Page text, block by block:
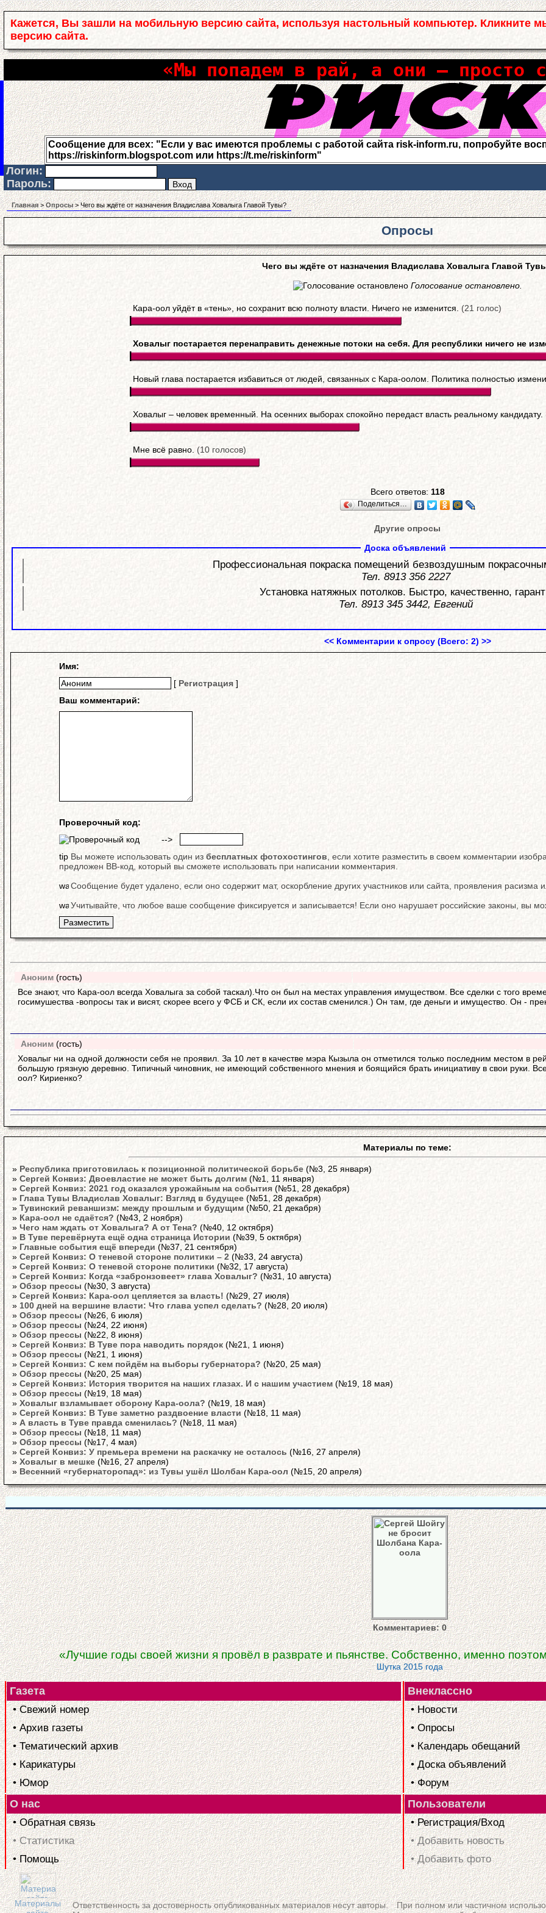
Кажется, Вы зашли на мобильную версию сайта, используя настольный компьютер. Кликните
версию сайта.
«Мы попадем в рай, а они – просто
Сообщение для всех: "Если у вас имеются проблемы с работой сайта risk-inform.ru, попробуйте
https://riskinform.blogspot.com или https://t.me/riskinform"
Логин:
Пароль:
Главная>Опросы> Чего вы ждёте от назначения Владислава Ховалыга Главой Тувы?
Опросы
Чего вы ждёте от назначения Владислава Ховалыга Главой
Голосование остановлено.
Кара-оол уйдёт в «тень», но сохранит всю полноту власти. Ничего не изменится. (21 голос)
Ховалыг постарается перенаправить денежные потоки на себя. Для республики ничего не
Новый глава постарается избавиться от людей, связанных с Кара-оолом. Политика полностью
Ховалыг – человек временный. На осенних выборах спокойно передаст власть реальному кандидату.
Мне всё равно. (10 голосов)
Всего ответов: 118
Поделиться…
Другие опросы
Доска объявлений
Профессиональная покраска помещений безвоздушным
Тел. 8913 356 2227
Установка натяжных потолков. Быстро, качественно,
Тел. 8913 345 3442, Евгений
<< Комментарии к опросу (Всего: 2) >>
Имя:
[ Регистрация ]
Ваш комментарий:
Проверочный код:
-->
Вы можете использовать один из бесплатных фотохостингов , если хотите разместить в своем комментарии
предложен BB-код, который вы сможете использовать при написании комментария.
Сообщение будет удалено, если оно содержит мат, оскорбление других участников или сайта, проявления расизма
Учитывайте, что любое ваше сообщение фиксируется и записывается! Если оно нарушает российские законы, вы
Аноним (гость)
Все знают, что Кара-оол всегда Ховалыга за собой таскал).Что он был на местах управления имуществом. Все сделки с того
госимушества -вопросы так и висят, скорее всего у ФСБ и СК, если их состав сменился.) Он там, где деньги и имущество. Он -
Аноним (гость)
Ховалыг ни на одной должности себя не проявил. За 10 лет в качестве мэра Кызыла он отметился только последним местом в
большую грязную деревню. Типичный чиновник, не имеющий собственного мнения и боящийся брать инициативу в свои руки. Все
оол? Кириенко?
Материалы по теме:
» Республика приготовилась к позиционной политической борьбе (№3, 25 января)
» Сергей Конвиз: Двоевластие не может быть долгим (№1, 11 января)
» Сергей Конвиз: 2021 год оказался урожайным на события (№51, 28 декабря)
» Глава Тувы Владислав Ховалыг: Взгляд в будущее (№51, 28 декабря)
» Тувинский реваншизм: между прошлым и будущим (№50, 21 декабря)
» Кара-оол не сдаётся? (№43, 2 ноября)
» Чего нам ждать от Ховалыга? А от Тена? (№40, 12 октября)
» В Туве перевёрнута ещё одна страница Истории (№39, 5 октября)
» Главные события ещё впереди (№37, 21 сентября)
» Сергей Конвиз: О теневой стороне политики – 2 (№33, 24 августа)
» Сергей Конвиз: О теневой стороне политики (№32, 17 августа)
» Сергей Конвиз: Когда «забронзовеет» глава Ховалыг? (№31, 10 августа)
» Обзор прессы (№30, 3 августа)
» Сергей Конвиз: Кара-оол цепляется за власть! (№29, 27 июля)
» 100 дней на вершине власти: Что глава успел сделать? (№28, 20 июля)
» Обзор прессы (№26, 6 июля)
» Обзор прессы (№24, 22 июня)
» Обзор прессы (№22, 8 июня)
» Сергей Конвиз: В Туве пора наводить порядок (№21, 1 июня)
» Обзор прессы (№21, 1 июня)
» Сергей Конвиз: С кем пойдём на выборы губернатора? (№20, 25 мая)
» Обзор прессы (№20, 25 мая)
» Сергей Конвиз: История творится на наших глазах. И с нашим участием (№19, 18 мая)
» Обзор прессы (№19, 18 мая)
» Ховалыг взламывает оборону Кара-оола? (№19, 18 мая)
» Сергей Конвиз: В Туве заметно раздвоение власти (№18, 11 мая)
» А власть в Туве правда сменилась? (№18, 11 мая)
» Обзор прессы (№18, 11 мая)
» Обзор прессы (№17, 4 мая)
» Сергей Конвиз: У премьера времени на раскачку не осталось (№16, 27 апреля)
» Ховалыг в мешке (№16, 27 апреля)
» Весенний «губернаторопад»: из Тувы ушёл Шолбан Кара-оол (№15, 20 апреля)
Комментариев: 0
«Лучшие годы своей жизни я провёл в разврате и пьянстве. Собственно, именно
Шутка 2015 года
Газета
• Свежий номер
• Архив газеты
• Тематический архив
• Карикатуры
• Юмор
Внеклассно
• Новости
• Опросы
• Календарь обещаний
• Доска объявлений
• Форум
О нас
• Обратная связь
• Статистика
• Помощь
Пользователи
• Регистрация/Вход
• Добавить новость
• Добавить фото
Материалы
Ответственность за достоверность опубликованных материалов несут авторы.
При полном или частичном